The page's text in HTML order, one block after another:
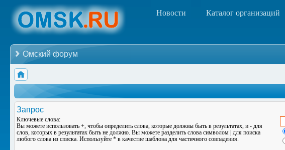
Новости Каталог организаций
Омский форум
Запрос
Ключевые слова:
Вы можете использовать +, чтобы определить слова, которые должны быть в результатах, и - для
слов, которых в результатах быть не должно. Вы можете разделить слова символом для поиска
любого слова из списка. Используйте * в качестве шаблона для частичного совпадения.